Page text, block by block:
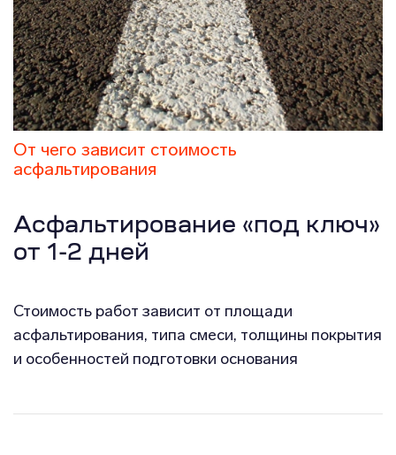
От чего зависит стоимость
асфальтирования
Асфальтирование «под ключ»
от 1-2 дней
Стоимость работ зависит от площади
асфальтирования, типа смеси, толщины покрытия
и особенностей подготовки основания